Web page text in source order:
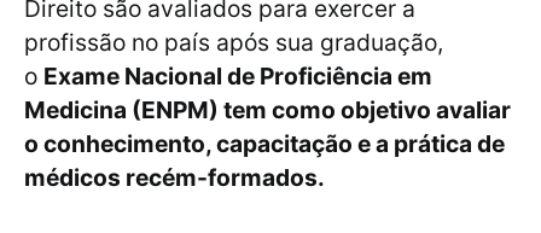
Direito são avaliados para exercer a
profissão no país após sua graduação,
o Exame Nacional de Proficiência em
Medicina (ENPM) tem como objetivo avaliar
o conhecimento, capacitação e a prática de
médicos recém-formados.